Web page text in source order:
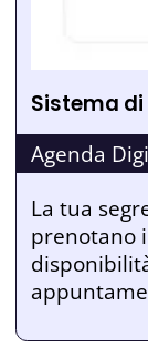
Sistema
Agenda
La tua
prenotano